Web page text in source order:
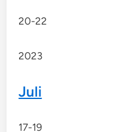
20-22
2023
Juli
17-19